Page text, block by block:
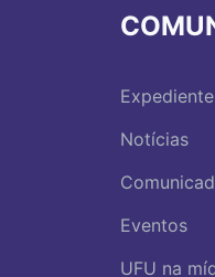
Expediente
Notícias
Eventos
UFU na